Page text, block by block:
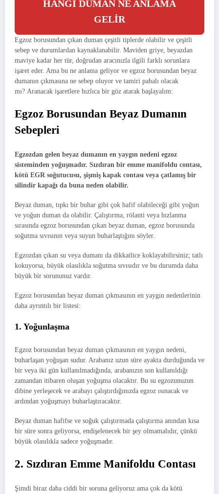
HANGİ DUMAN NE ANLAMA
GELİR
Egzoz borusundan çıkan duman çeşitli tiplerde olabilir ve çeşitli
sebep ve durumlardan kaynaklanabilir. Maviden griye, beyazdan
maviye kadar her tür, doğrudan aracınızla ilgili farklı sorunlara
işaret eder. Ama bu ne anlama geliyor ve egzoz borusundan beyaz
dumanın çıkmasına ne sebep oluyor ve tamiri pahalı olacak
mı? Aranacak işaretlere hızlıca bir göz atarak başlayalım:
Egzoz Borusundan Beyaz Dumanın
Sebepleri
Egzozdan gelen beyaz dumanın en yaygın nedeni egzoz
sisteminden yoğuşmadır. Sızdıran bir emme manifoldu contası,
kötü EGR soğutucusu, şişmiş kapak contası veya çatlamış bir
silindir kapağı da buna neden olabilir.
Beyaz duman, tıpkı bir buhar gibi çok hafif olabileceği gibi yoğun
ve yoğun duman da olabilir. Çalıştırma, rölanti veya hızlanma
sırasında egzoz borusundan çıkan beyaz duman, egzoz borusunda
soğutma sıvısının veya suyun buharlaştığını söyler.
Egzozdan çıkan su veya dumanı da dikkatlice koklayabilirsiniz; tatlı
kokuyorsa, büyük olasılıkla soğutma sıvısıdır ve bu durumda daha
büyük bir sorununuz vardır.
Egzoz borusundan beyaz duman çıkmasının en yaygın nedenlerinin
daha ayrıntılı bir listesi:
1. Yoğunlaşma
Egzoz borusundan beyaz duman çıkmasının en yaygın nedeni,
buharlaşan yoğuşan sudur. Arabanız uzun süre ayakta durduğunda ve
bir veya iki gün kullanılmadığında, arabanızın son kullanıldığı
zamandan itibaren oluşan yoğuşma olacaktır. Bu su egzozunuzun
dibine yerleşecek ve arabayı çalıştırdığınızda egzoz ısınacak ve
ardından yoğuşmayı buharlaştıracaktır.
Beyaz duman hafifse ve soğuk çalıştırmada çalıştırma anından kısa
bir süre sonra geliyorsa, endişelenecek bir şey olmamalıdır, çünkü
büyük olasılıkla sadece yoğuşmadır.
2. Sızdıran Emme Manifoldu Contası
Şimdi biraz daha ciddi bir soruna geliyoruz ama çok da kötü